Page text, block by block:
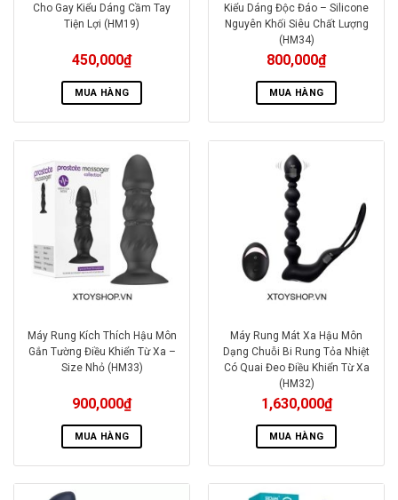
Cho Gay Kiểu Dáng Cầm Tay
Tiện Lợi (HM19)
450,000₫
MUA HÀNG
Kiểu Dáng Độc Đáo – Silicone
Nguyên Khối Siêu Chất Lượng
(HM34)
800,000₫
MUA HÀNG
Máy Rung Kích Thích Hậu Môn
Gắn Tường Điều Khiển Từ Xa –
Size Nhỏ (HM33)
900,000₫
MUA HÀNG
Máy Rung Mát Xa Hậu Môn
Dạng Chuỗi Bi Rung Tỏa Nhiệt
Có Quai Đeo Điều Khiển Từ Xa
(HM32)
1,630,000₫
MUA HÀNG